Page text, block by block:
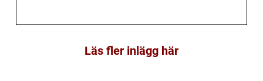
Läs fler inlägg här